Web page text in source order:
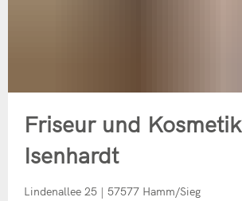
Friseur und Kosmetik
Isenhardt
Lindenallee 25 | 57577 Hamm/Sieg